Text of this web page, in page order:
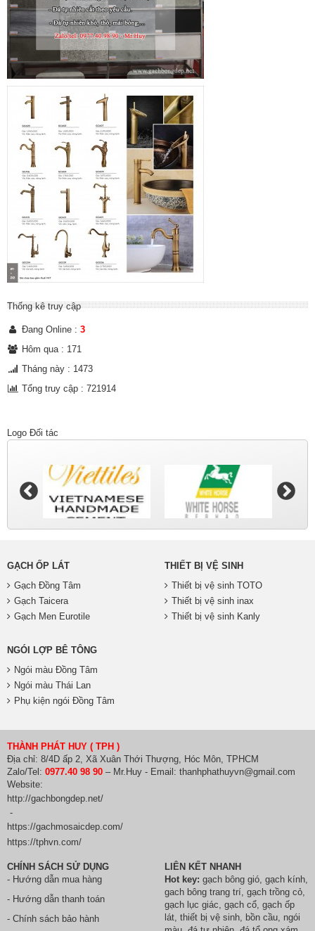
Thống kê truy cập
Đang Online : 3
Hôm qua : 171
Tháng này : 1473
Tổng truy cập : 721914
Logo Đối tác
GẠCH ỐP LÁT
Gạch Đồng Tâm
Gạch Taicera
Gạch Men Eurotile
THIẾT BỊ VỆ SINH
Thiết bị vệ sinh TOTO
Thiết bị vệ sinh inax
Thiết bị vệ sinh Kanly
NGÓI LỢP BÊ TÔNG
Ngói màu Đồng Tâm
Ngói màu Thái Lan
Phụ kiện ngói Đồng Tâm
THÀNH PHÁT HUY ( TPH )
Địa chỉ: 8/4D ấp 2, Xã Xuân Thới Thượng, Hóc Môn, TPHCM
Zalo/Tel: 0977.40 98 90 – Mr.Huy - Email: thanhphathuyvn@gmail.com
Website:
http://gachbongdep.net/
-
https://gachmosaicdep.com/
https://tphvn.com/
CHÍNH SÁCH SỬ DỤNG
- Hướng dẫn mua hàng
- Hướng dẫn thanh toán
- Chính sách bảo hành
LIÊN KẾT NHANH
Hot key: gạch bông gió, gạch kính,
gach bông trang trí, gạch trồng cỏ,
gạch lục giác, gạch cổ, gạch ốp
lát, thiết bị vệ sinh, bồn cầu, ngói